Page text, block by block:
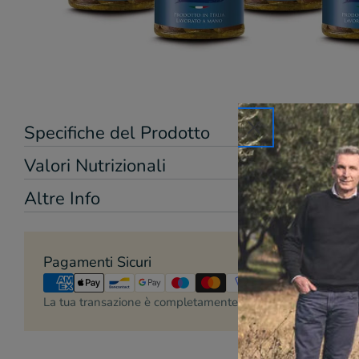
Specifiche del Prodotto
Valori Nutrizionali
Altre Info
Pagamenti Sicuri
Metodi
di
pagamento
La tua transazione è completamente sicura senza rischi